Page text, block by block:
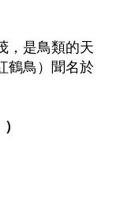
，是鳥類的天
鶴鳥）聞名於